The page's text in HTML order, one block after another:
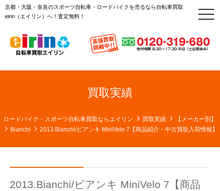
京都・大阪・奈良のスポーツ自転車・ロードバイクを売るなら自転車買取
eirin（エイリン）へ！査定無料！
t
o
l
e
v
o
n
買取実績
ロードバイク・スポーツ自転車買取ならエイリン 買取実績
【メーカー別】
Bianchi
2013.Bianchi/ビアンキ MiniVelo 7【商品紹介・中古買取入荷情報】
2013.Bianchi/ビアンキ MiniVelo 7【商品